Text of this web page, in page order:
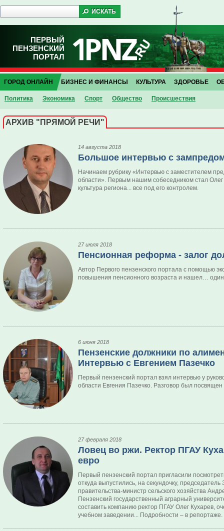
ПЕРВЫЙ
ПЕНЗЕНСКИЙ
ПОРТАЛ
ГОРОД ОНЛАЙН
Политика Экономика Спорт Общество Проиcшествия
БИЗНЕС И ФИНАНСЫ КУЛЬТУРА ЗДОРОВЬЕ
АРХИВ "ПРЯМОЙ РЕЧИ"
14 августа 2018
Большое интервью с
Начинаем рубрику «Интервью с заместителем
области». Первым нашим собеседником стал
культура региона... все под его контролем.
27 июля 2018
Пенсионная реформа - залог
Автор Первого пензенского портала с помощью
повышения пенсионного возраста и нашел…
6 июня 2018
Пензенские должники по
Интервью с Евгением Пазечко
Первый пензенский портал взял интервью у
области Евгения Пазечко. Разговор был
27 февраля 2018
Ловец во ржи. Ректор ПГАУ
евро
Первый пензенский портал пригласили
откуда выпустились, на секундочку,
правительства-министр сельского хозяйства
Пензенский государственный аграрный
составить компанию ректор ПГАУ Олег Кухарев,
учебном заведении... Подробности – в репортаже.